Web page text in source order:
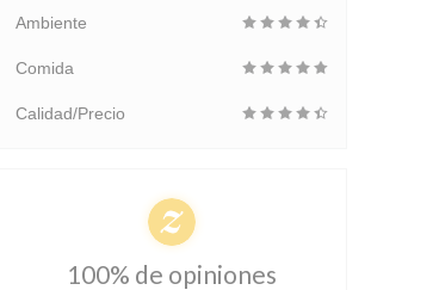
Ambiente
Comida
Calidad/Precio
100% de opiniones